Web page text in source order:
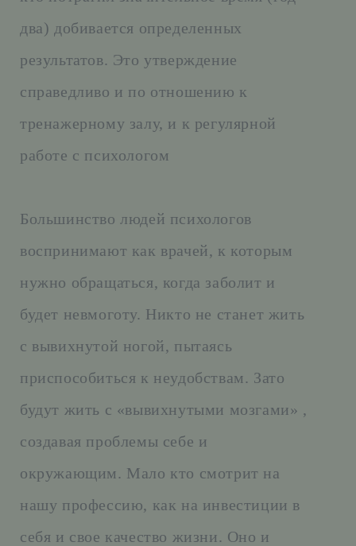
два) добивается определенных
результатов. Это утверждение
справедливо и по отношению к
тренажерному залу, и к регулярной
работе с психологом
Большинство людей психологов
воспринимают как врачей, к которым
нужно обращаться, когда заболит и
будет невмоготу. Никто не станет жить
с вывихнутой ногой, пытаясь
приспособиться к неудобствам. Зато
будут жить с «вывихнутыми мозгами» ,
создавая проблемы себе и
окружающим. Мало кто смотрит на
нашу профессию, как на инвестиции в
себя и свое качество жизни. Оно и